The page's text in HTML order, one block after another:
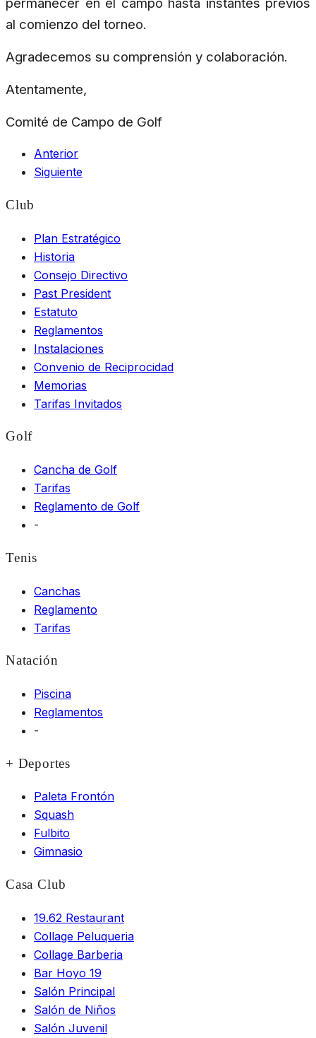
permanecer en el campo hasta instantes previos
al comienzo del torneo.
Agradecemos su comprensión y colaboración.
Atentamente,
Comité de Campo de Golf
Anterior
Siguiente
Club
Plan Estratégico
Historia
Consejo Directivo
Past President
Estatuto
Reglamentos
Instalaciones
Convenio de Reciprocidad
Memorias
Tarifas Invitados
Golf
Cancha de Golf
Tarifas
Reglamento de Golf
-
Tenis
Canchas
Reglamento
Tarifas
Natación
Piscina
Reglamentos
-
+ Deportes
Paleta Frontón
Squash
Fulbito
Gimnasio
Casa Club
19.62 Restaurant
Collage Peluqueria
Collage Barberia
Bar Hoyo 19
Salón Principal
Salón de Niños
Salón Juvenil